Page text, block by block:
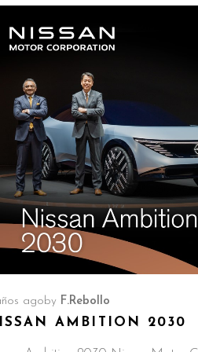
agoby F.Rebollo
AMBITION 2030